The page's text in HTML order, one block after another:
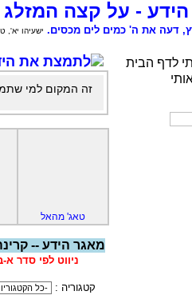
- על קצה המזלג
דעה את ה' כמים לים מכסים. ישעיהו יא',
לדף הבית
לתמצת את
זה המקום למי
טאג' מהאל
מאגר הידע --
ניווט לפי סדר א-
קטגוריה :